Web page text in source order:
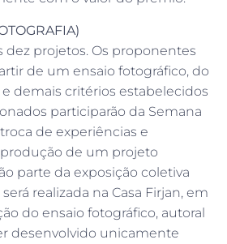
dez projetos. Os proponentes
de um ensaio fotográfico, do
demais critérios estabelecidos
participarão da Semana
de experiências e
de um projeto
parte da exposição coletiva
realizada na Casa Firjan, em
do ensaio fotográfico, autoral
desenvolvido unicamente